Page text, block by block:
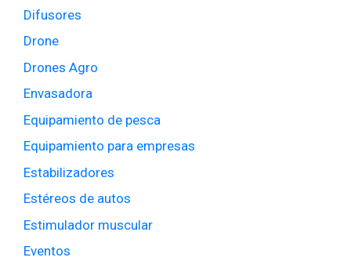
Difusores
Drone
Drones Agro
Envasadora
Equipamiento de pesca
Equipamiento para empresas
Estabilizadores
Estéreos de autos
Estimulador muscular
Eventos